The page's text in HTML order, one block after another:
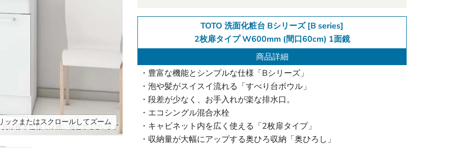
ックまたはスクロールしてズーム
TOTO 洗面化粧台 Bシリーズ [B series]
2枚扉タイプ W600mm (間口60cm) 1面鏡
商品詳細
・豊富な機能とシンプルな仕様「Bシリーズ」
・泡や髪がスイスイ流れる「すべり台ボウル」
・段差が少なく、お手入れが楽な排水口。
・エコシングル混合水栓
・キャビネット内を広く使える「2枚扉タイプ」
・収納量が大幅にアップする奥ひろ収納「奥ひろし」